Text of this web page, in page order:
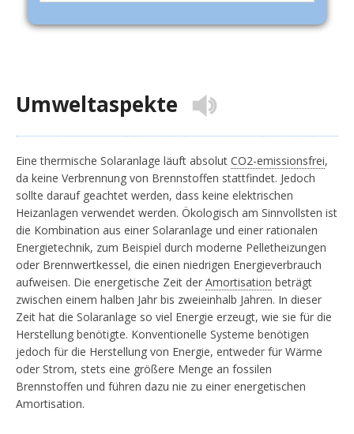
Umweltaspekte
Eine thermische Solaranlage läuft absolut CO2-emissionsfrei,
da keine Verbrennung von Brennstoffen stattfindet. Jedoch
sollte darauf geachtet werden, dass keine elektrischen
Heizanlagen verwendet werden. Ökologisch am Sinnvollsten ist
die Kombination aus einer Solaranlage und einer rationalen
Energietechnik, zum Beispiel durch moderne Pelletheizungen
oder Brennwertkessel, die einen niedrigen Energieverbrauch
aufweisen. Die energetische Zeit der Amortisation beträgt
zwischen einem halben Jahr bis zweieinhalb Jahren. In dieser
Zeit hat die Solaranlage so viel Energie erzeugt, wie sie für die
Herstellung benötigte. Konventionelle Systeme benötigen
jedoch für die Herstellung von Energie, entweder für Wärme
oder Strom, stets eine größere Menge an fossilen
Brennstoffen und führen dazu nie zu einer energetischen
Amortisation.